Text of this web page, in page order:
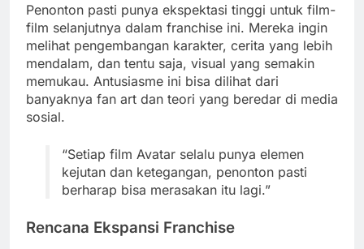
Penonton pasti punya ekspektasi tinggi untuk film-
film selanjutnya dalam franchise ini. Mereka ingin
melihat pengembangan karakter, cerita yang lebih
mendalam, dan tentu saja, visual yang semakin
memukau. Antusiasme ini bisa dilihat dari
banyaknya fan art dan teori yang beredar di media
sosial.
“Setiap film Avatar selalu punya elemen
kejutan dan ketegangan, penonton pasti
berharap bisa merasakan itu lagi.”
Rencana Ekspansi Franchise